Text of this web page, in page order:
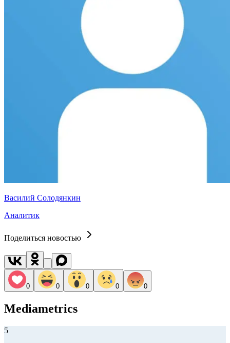
Василий Солодянкин
Аналитик
Поделиться новостью
0 0 0 0 0
Mediametrics
5